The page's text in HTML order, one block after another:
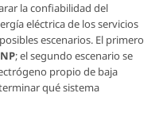
la confiabilidad del
eléctrica de los servicios
escenarios. El primero
; el segundo escenario se
propio de baja
qué sistema